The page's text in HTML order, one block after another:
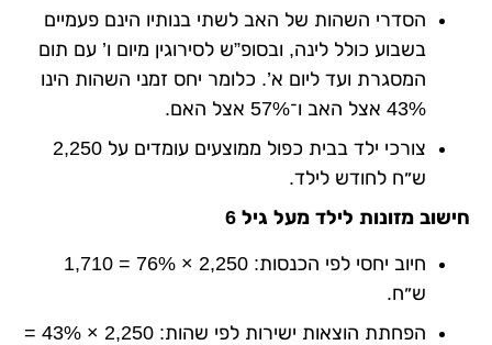
הסדרי השהות של האב לשתי בנותיו הינם פעמיים
בשבוע כולל לינה, ובסופ”ש לסירוגין מיום ו’ עם תום
המסגרת ועד ליום א’. כלומר יחס זמני השהות הינו
43% אצל האב ו־57% אצל האם.
צורכי ילד בבית כפול ממוצעים עומדים על 2,250
ש״ח לחודש לילד.
חישוב מזונות לילד מעל גיל 6
חיוב יחסי לפי הכנסות: 2,250 × 76% = 1,710
ש״ח.
הפחתת הוצאות ישירות לפי שהות: 2,250 × 43% =